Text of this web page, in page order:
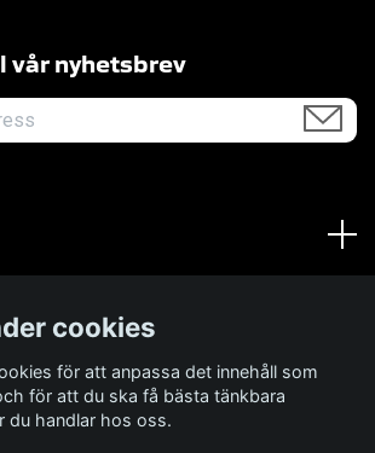
vår nyhetsbrev
cookies
för att anpassa det innehåll som
för att du ska få bästa tänkbara
du handlar hos oss.